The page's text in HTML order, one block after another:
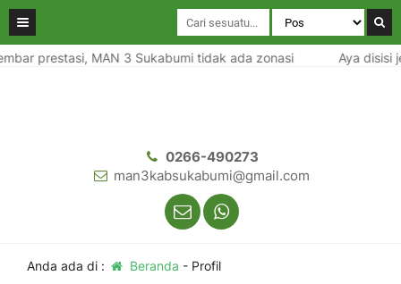
prestasi, MAN 3 Sukabumi tidak ada zonasi Aya disisi
0266-490273
man3kabsukabumi@gmail.com
Anda ada di : Beranda - Profil